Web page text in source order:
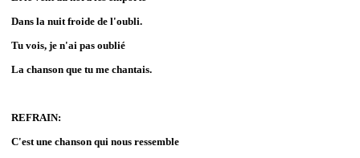
Dans la nuit froide de l'oubli.
Tu vois, je n'ai pas oublié
La chanson que tu me chantais.
REFRAIN:
C'est une chanson qui nous ressemble